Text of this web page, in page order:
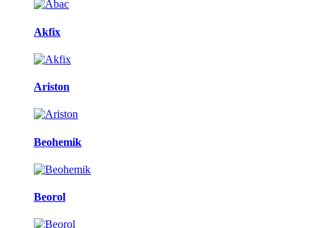
Akfix
Ariston
Beohemik
Beorol